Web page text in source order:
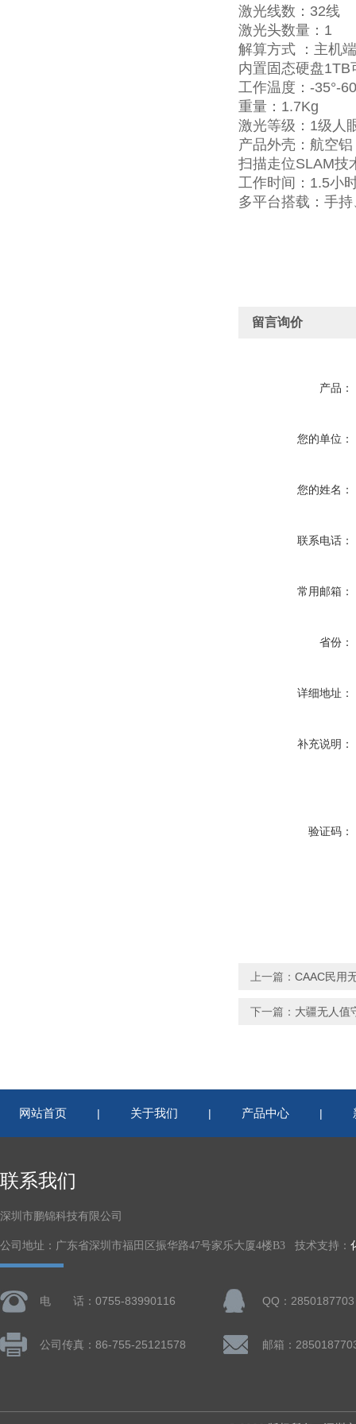
激光线数：32线
激光头数量：1
解算方式 ：主机
内置固态硬盘1TB
工作温度：-35°-
重量：1.7Kg
激光等级：1级人
产品外壳：航空
扫描走位SLAM技
工作时间：1.5小
多平台搭载：手
留言询价
产品：
您的单位：
您的姓名：
联系电话：
常用邮箱：
省份：
详细地址：
补充说明：
验证码：
上一篇： CAAC民用
下一篇： 大疆无人值
网站首页 | 关于我们 | 产品中心 |
联系我们
深圳市鹏锦科技有限公司
公司地址：广东省深圳市福田区振华路47号家乐大厦4楼B3 技术支持：
电 话：0755-83990116 QQ：2850187703
公司传真：86-755-25121578 邮箱：